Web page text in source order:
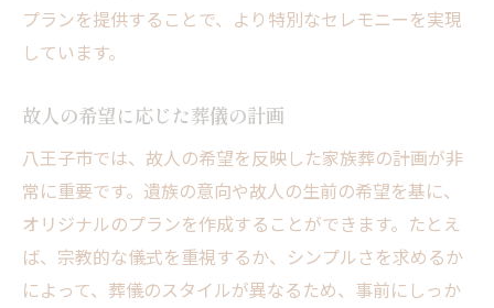
プランを提供することで、より特別なセレモニーを実現
しています。
故人の希望に応じた葬儀の計画
八王子市では、故人の希望を反映した家族葬の計画が非
常に重要です。遺族の意向や故人の生前の希望を基に、
オリジナルのプランを作成することができます。たとえ
ば、宗教的な儀式を重視するか、シンプルさを求めるか
によって、葬儀のスタイルが異なるため、事前にしっか